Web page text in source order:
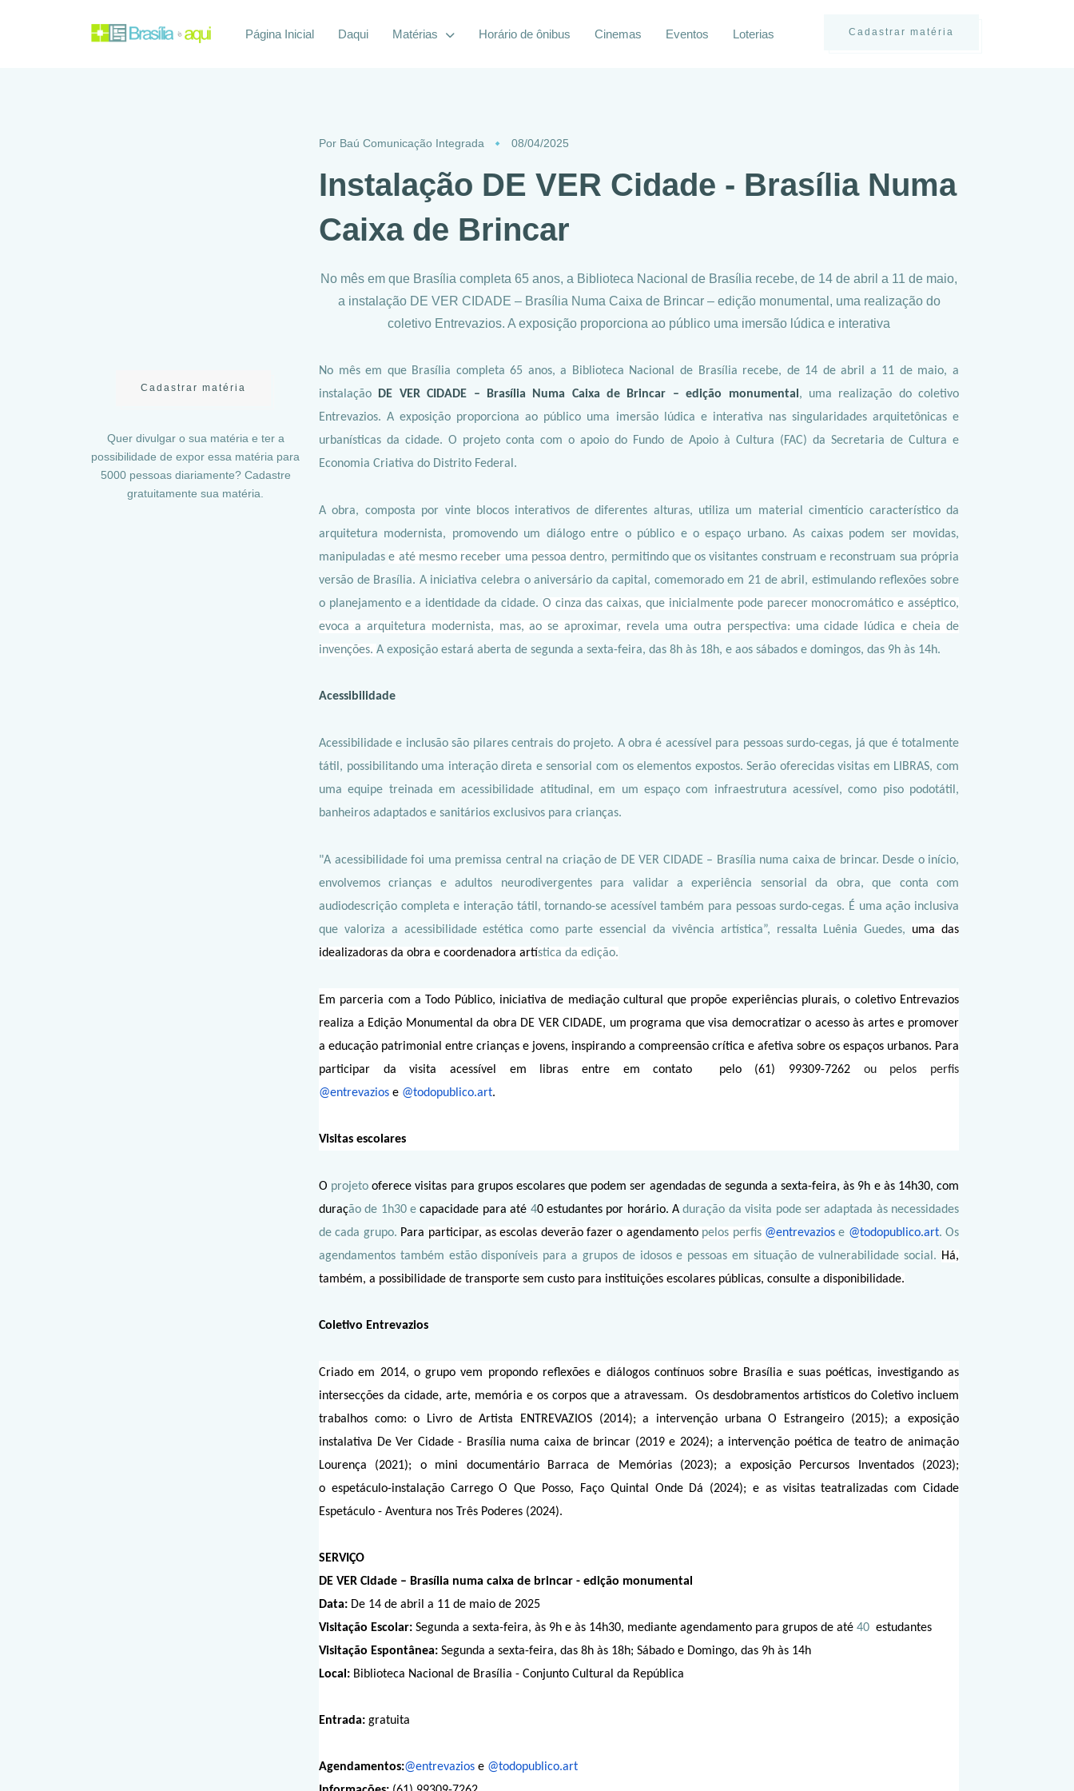
Cadastrar matéria
Página Inicial Daqui Matérias Horário de ônibus Cinemas Eventos Loterias
Por Baú Comunicação Integrada 08/04/2025
Instalação DE VER Cidade - Brasília Numa
Caixa de Brincar
No mês em que Brasília completa 65 anos, a Biblioteca Nacional de Brasília recebe, de 14 de abril a 11 de maio,
a instalação DE VER CIDADE – Brasília Numa Caixa de Brincar – edição monumental, uma realização do
coletivo Entrevazios. A exposição proporciona ao público uma imersão lúdica e interativa
No mês em que Brasília completa 65 anos, a Biblioteca Nacional de Brasília recebe, de 14 de abril a 11 de maio, a
instalação
DE VER CIDADE – Brasília Numa Caixa de Brincar – edição monumental , uma realização do coletivo
Entrevazios. A exposição proporciona ao público uma imersão lúdica e interativa nas singularidades arquitetônicas e
urbanísticas da cidade. O projeto conta com o apoio do Fundo de Apoio à Cultura (FAC) da Secretaria de Cultura e
Economia Criativa do Distrito Federal.
A obra, composta por vinte blocos interativos de diferentes alturas, utiliza um material cimentício característico da
arquitetura modernista, promovendo um diálogo entre o público e o espaço urbano. As caixas podem ser movidas,
manipuladase até mesmo receber uma pessoa dentro, permitindo que os visitantes construam e reconstruam sua própria
versão de Brasília. A iniciativa celebra o aniversário da capital, comemorado em 21 de abril, estimulando reflexões sobre
o planejamento e a identidade da cidade. O cinza das caixas, que inicialmente pode parecer monocromático e asséptico,
evoca a arquitetura modernista, mas, ao se aproximar, revela uma outra perspectiva: uma cidade lúdica e cheia de
invenções. A exposição estará aberta de segunda a sexta-feira, das 8h às 18h, e aos sábados e domingos, das 9h às 14h.
Acessibilidade
Acessibilidade e inclusão são pilares centrais do projeto. A obra é acessível para pessoas surdo-cegas, já que é totalmente
tátil, possibilitando uma interação direta e sensorial com os elementos expostos. Serão oferecidas visitas em LIBRAS, com
uma equipe treinada em acessibilidade atitudinal, em um espaço com infraestrutura acessível, como piso podotátil,
banheiros adaptados e sanitários exclusivos para crianças.
"A acessibilidade foi uma premissa central na criação de DE VER CIDADE – Brasília numa caixa de brincar. Desde o início,
envolvemos crianças e adultos neurodivergentes para validar a experiência sensorial da obra, que conta com
audiodescrição completa e interação tátil, tornando-se acessível também para pessoas surdo-cegas. É uma ação inclusiva
que valoriza a acessibilidade estética como parte essencial da vivência artística”, ressalta Luênia Guedes, uma das
idealizadoras da obra e coordenadora artística da edição.
Em parceria com a Todo Público, iniciativa de mediação cultural que propõe experiências plurais, o coletivo Entrevazios
realiza a Edição Monumental da obra DE VER CIDADE, um programa que visa democratizar o acesso às artes e promover
a educação patrimonial entre crianças e jovens, inspirando a compreensão crítica e afetiva sobre os espaços urbanos. Para
participar da visita acessível em libras entre em contato pelo (61) 99309-7262 ou pelos perfis
@entrevazios e @todopublico.art.
Visitas escolares
O projeto oferece visitas para grupos escolares que podem ser agendadas de segunda a sexta-feira, às 9h e às 14h30, com
duração de 1h30 ecapacidade para até 40 estudantes por horário. Aduração da visita pode ser adaptada às necessidades
de cada grupo. Para participar, as escolas deverão fazer o agendamento pelos perfis @entrevaziose @todopublico.art. Os
agendamentos também estão disponíveis para a grupos de idosos e pessoas em situação de vulnerabilidade social. Há,
também, a possibilidade de transporte sem custo para instituições escolares públicas, consulte a disponibilidade.
Coletivo Entrevazios
Criado em 2014, o grupo vem propondo reflexões e diálogos contínuos sobre Brasília e suas poéticas, investigando as
intersecções da cidade, arte, memória e os corpos que a atravessam. Os desdobramentos artísticos do Coletivo incluem
trabalhos como: o Livro de Artista ENTREVAZIOS (2014); a intervenção urbana O Estrangeiro (2015); a exposição
instalativa De Ver Cidade - Brasília numa caixa de brincar (2019 e 2024); a intervenção poética de teatro de animação
Lourença (2021); o mini documentário Barraca de Memórias (2023); a exposição Percursos Inventados (2023);
o espetáculo-instalação Carrego O Que Posso, Faço Quintal Onde Dá (2024); e as visitas teatralizadas com Cidade
Espetáculo - Aventura nos Três Poderes (2024).
SERVIÇO
DE VER Cidade – Brasília numa caixa de brincar - edição monumental
Data: De 14 de abril a 11 de maio de 2025
Visitação Escolar: Segunda a sexta-feira, às 9h e às 14h30, mediante agendamento para grupos de até 40 estudantes
Visitação Espontânea: Segunda a sexta-feira, das 8h às 18h; Sábado e Domingo, das 9h às 14h
Local: Biblioteca Nacional de Brasília - Conjunto Cultural da República
Entrada: gratuita
Agendamentos:@entrevazios e @todopublico.art
Cadastrar matéria
Quer divulgar o sua matéria e ter a
possibilidade de expor essa matéria para
5000 pessoas diariamente? Cadastre
gratuitamente sua matéria.